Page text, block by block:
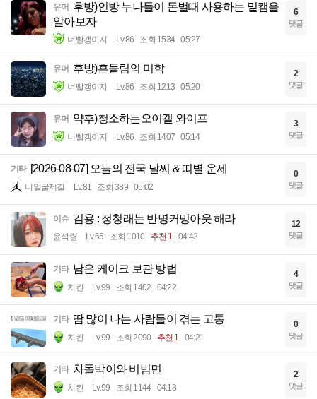
유머 후방)인방 누나들이 돈벌때 사용하는 밑캠을
알아보자
너빨갱이지 Lv.86 조회 1534 05:27
6
댓글
유머 후방)흔들림의 미학
너빨갱이지 Lv.86 조회 1213 05:20
2
댓글
유머 약후)청소하는오이갤 와이프
너빨갱이지 Lv.86 조회 1407 05:14
3
댓글
기타 [2026-08-07] 오늘의 전국 날씨 & 띠별 운세
니얼굴제길 Lv.81 조회 389 05:02
0
댓글
이슈 김용 : 정청래는 반명커밍아웃 해라
윤석렬 Lv.65 조회 1010 추천 1 04:42
12
댓글
기타 남은 케이크 보관 방법
치킨 Lv.99 조회 1402 04:22
4
댓글
기타 땀 많이 나는 사람들이 겪는 고통
치킨 Lv.99 조회 2090 추천 1 04:21
0
댓글
기타 차돌박이와 비빔면
치킨 Lv.99 조회 1144 04:18
2
댓글